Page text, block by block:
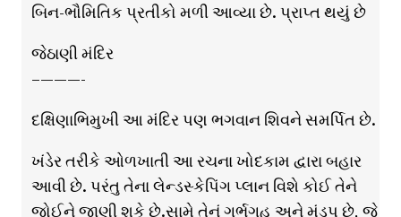
બિન-ભૌમિતિક પ્રતીકો મળી આવ્યા છે. પ્રાપ્ત થયું છે
જેઠાણી મંદિર
–———-
દક્ષિણાભિમુખી આ મંદિર પણ ભગવાન શિવને સમર્પિત છે.
ખંડેર તરીકે ઓળખાતી આ રચના ખોદકામ દ્વારા બહાર
આવી છે. પરંતુ તેના લેન્ડસ્કેપિંગ પ્લાન વિશે કોઈ તેને
જોઈને જાણી શકે છે.સામે તેનું ગર્ભગૃહ અને મંડપ છે, જે